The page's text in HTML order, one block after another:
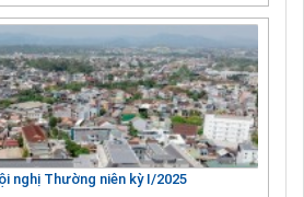
nghị Thường niên kỳ I/2025